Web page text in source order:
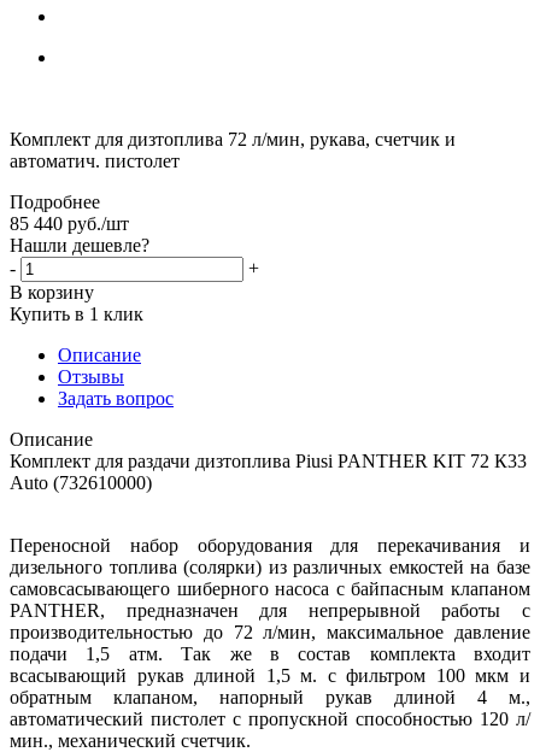
Комплект для дизтоплива 72 л/мин, рукава, счетчик и
автоматич. пистолет
Подробнее
85 440 руб./шт
Нашли дешевле?
-
+
В корзину
Купить в 1 клик
Описание
Отзывы
Задать вопрос
Описание
Комплект для раздачи дизтоплива Piusi PANTHER KIT 72 К33
Auto (732610000)
Переносной набор оборудования для перекачивания и
дизельного топлива (солярки) из различных емкостей на базе
самовсасывающего шиберного насоса с байпасным клапаном
PANTHER, предназначен для непрерывной работы с
производительностью до 72 л/мин, максимальное давление
подачи 1,5 атм. Так же в состав комплекта входит
всасывающий рукав длиной 1,5 м. с фильтром 100 мкм и
обратным клапаном, напорный рукав длиной 4 м.,
автоматический пистолет с пропускной способностью 120 л/
мин., механический счетчик.